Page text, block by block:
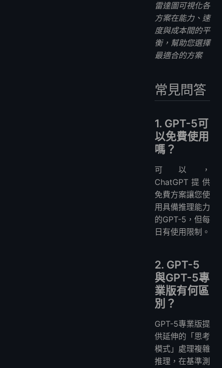
雷達圖可視化各
方案在能力、速
度與成本間的平
衡，幫助您選擇
最適合的方案
常見問答
1. GPT-5可
以免費使用
嗎？
可以，
ChatGPT提供
免費方案讓您使
用具備推理能力
的GPT-5，但每
日有使用限制。
2. GPT-5
與GPT-5專
業版有何區
別？
GPT-5專業版提
供延伸的「思考
模式」處理複雜
推理，在基準測